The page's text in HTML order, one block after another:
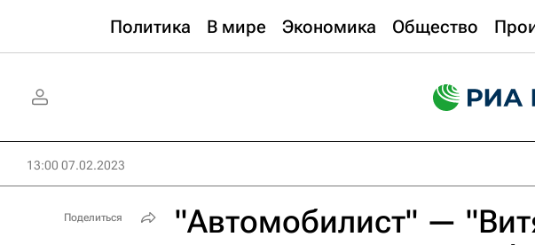
Политика В мире Экономика Общество
13:00 07.02.2023
"Автомобилист" —
Поделиться